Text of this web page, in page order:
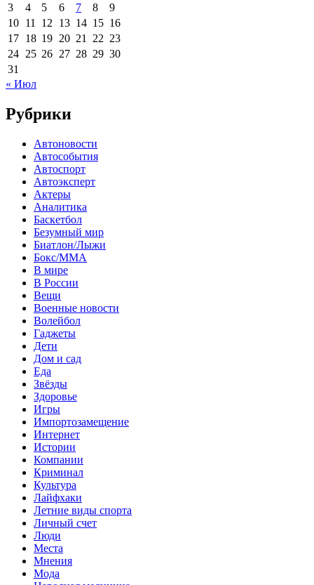
3
4 5 6 7 8
9
10 11 12 13 14 15 16
17 18 19 20 21 22 23
24 25 26 27 28 29 30
31
« Июл
Рубрики
Автоновости
Автособытия
Автоспорт
Автоэксперт
Актеры
Аналитика
Баскетбол
Безумный мир
Биатлон/Лыжи
Бокс/MMA
В мире
В России
Вещи
Военные новости
Волейбол
Гаджеты
Дети
Дом и сад
Еда
Звёзды
Здоровье
Игры
Импортозамещение
Интернет
Истории
Компании
Криминал
Культура
Лайфхаки
Летние виды спорта
Личный счет
Люди
Места
Мнения
Мода